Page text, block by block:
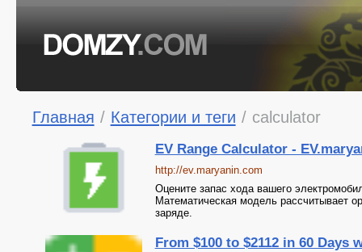
Главная / Категории и теги / calculator
EV Range Calculator -
http://ev.maryanin.com
Оцените запас хода вашего
Математическая модель рассчитывает
заряде.
From $100 to $2112 in 60 Days